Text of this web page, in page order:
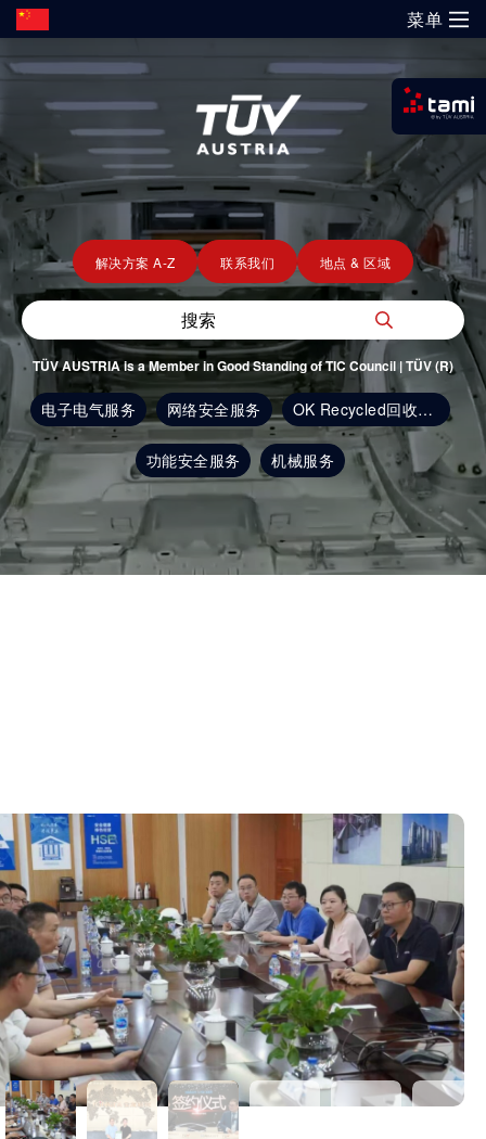
Springe
zum
登录tami
登录tami
菜单
WiPreis 证书验证 举报平台
解决方案
解决方案
审核 & 认证
检测 & 检验
培训
领域
科学 & 研究
贸易 & 商业
旅游
运动 & 健身
功能安全服务
领域
运输 & 交通
银行 & 保险
能源
健康 & 医疗
科学 & 研究
运动 & 健身
休闲 & 娱乐
电子电器
食品
农业
贸易 & 商业
可持续发展
通信技术
机械
网络安全
工业
车辆
审核 & 认证
学院
研发与创新
研究重点
开放创新
技术前瞻
创新平台
白皮书系列
关于TÜV奥地利
关于TÜV奥地利中国
健康、安全与环境（HSE）政策
联系我们
地点
合规
原则声明
解决方案 A-Z 联系我们 地点 & 区域
TÜV AUSTRIA is a Member in Good Standing of TIC Council | TÜV (R)
电子电气服务 网络安全服务 OK Recycled回收含量认证
功能安全服务 机械服务
我是tami
登录tami
登录tami
首次使用？很高兴为您提供指引。
证书验证
搜索解决方案
申请科学奖